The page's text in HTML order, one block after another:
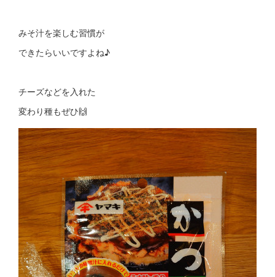
みそ汁を楽しむ習慣が
できたらいいですよね♪
チーズなどを入れた
変わり種もぜひ🙌